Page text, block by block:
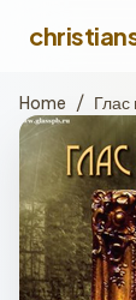
Home /